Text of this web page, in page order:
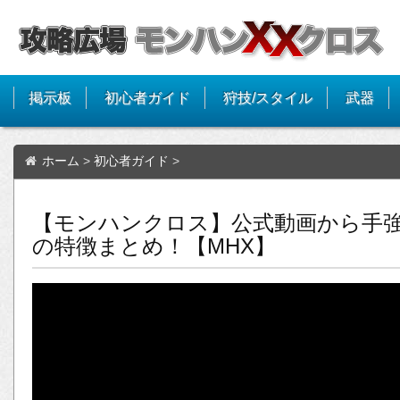
掲示板 初心者ガイド 狩技/スタイル 武器
ホーム > 初心者ガイド >
【モンハンクロス】公式動画から
の特徴まとめ！【MHX】